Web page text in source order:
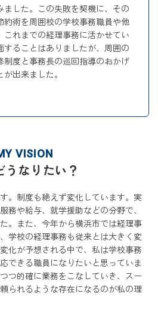
ました。この失敗を契機に、その
約術を周囲校の学校事務職員や他
これまでの経理事務に活かせてい
することはありましたが、周囲の
制度と事務長の巡回指導のおかげ
出来ました。
VISION
うなりたい？
。制度も絶えず変化しています。実
務や給与、就学援助などの分野で、
。また、今年から横浜市では経理事
学校の経理事務も従来とは大きく変
化が予想される中で、私は学校事務
できる職員になりたいと思っていま
つ的確に業務をこなしていき、スー
られるような存在になるのが私の理